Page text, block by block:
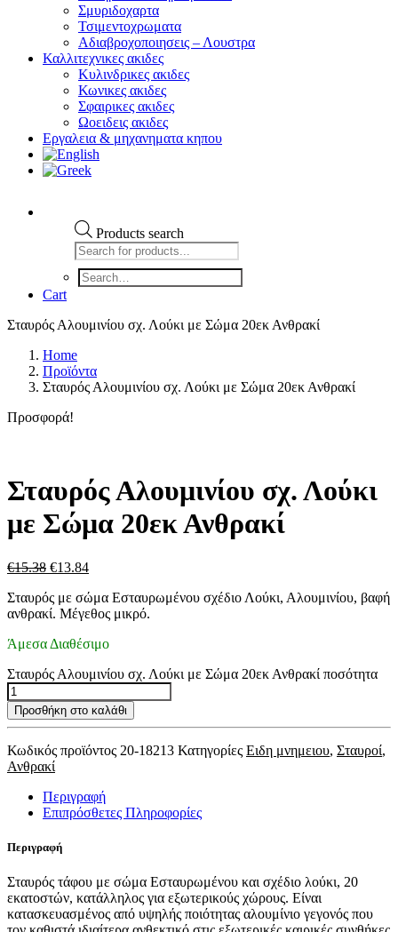
Σμυριδοχαρτα
Τσιμεντοχρωματα
Αδιαβροχοποιησεις – Λουστρα
Καλλιτεχνικες ακιδες
Κυλινδρικες ακιδες
Κωνικες ακιδες
Σφαιρικες ακιδες
Ωοειδεις ακιδες
Εργαλεια & μηχανηματα κηπου
Products search
Cart
Σταυρός Αλουμινίου σχ. Λούκι με Σώμα 20εκ Ανθρακί
Home
Προϊόντα
Σταυρός Αλουμινίου σχ. Λούκι με Σώμα 20εκ Ανθρακί
Προσφορά!
Σταυρός Αλουμινίου σχ. Λούκι
με Σώμα 20εκ Ανθρακί
€15.38 €13.84
Σταυρός με σώμα Εσταυρωμένου σχέδιο Λούκι, Αλουμινίου, βαφή
ανθρακί. Μέγεθος μικρό.
Άμεσα Διαθέσιμο
Σταυρός Αλουμινίου σχ. Λούκι με Σώμα 20εκ Ανθρακί ποσότητα
Προσθήκη στο καλάθι
Κωδικός προϊόντος 20-18213 Κατηγορίες Ειδη μνημειου, Σταυροί,
Ανθρακί
Περιγραφή
Επιπρόσθετες Πληροφορίες
Περιγραφή
Σταυρός τάφου με σώμα Εσταυρωμένου και σχέδιο λούκι, 20
εκατοστών, κατάλληλος για εξωτερικούς χώρους. Είναι
κατασκευασμένος από υψηλής ποιότητας αλουμίνιο γεγονός που